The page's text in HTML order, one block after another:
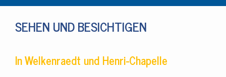
SEHEN UND BESICHTIGEN
In Welkenraedt und Henri-Chapelle